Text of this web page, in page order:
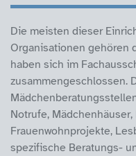
Die meisten dieser
Organisationen gehören
haben sich im
zusammengeschlossen.
Notrufe,
Frauenwohnprojekte,
spezifische Beratungs-